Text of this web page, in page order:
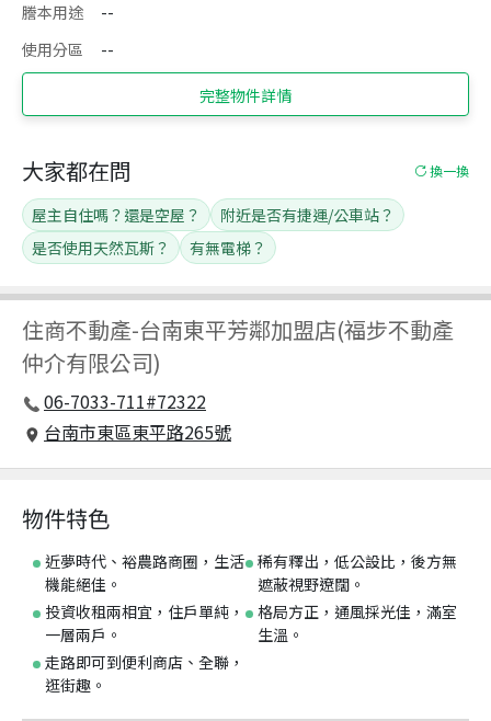
謄本用途
--
使用分區
--
完整物件詳情
住商不動產-台南東平芳鄰加盟店(福步不動產
仲介有限公司)
06-7033-711#72322
台南市東區東平路265號
大家都在問 換一換
屋主自住嗎？還是空屋？
附近是否有捷運/公車站？
是否使用天然瓦斯？
有無電梯？
物件特色
近夢時代、裕農路商圈，生活
機能絕佳。
稀有釋出，低公設比，後方無
遮蔽視野遼闊。
投資收租兩相宜，住戶單純，
一層兩戶。
格局方正，通風採光佳，滿室
生溫。
走路即可到便利商店、全聯，
逛街趣。